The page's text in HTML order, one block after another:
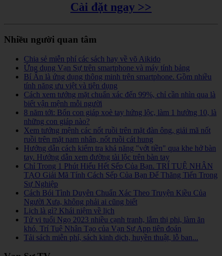
Cài đặt ngay >>
Nhiều người quan tâm
Chia sẻ miễn phí các sách hay về võ Aikido
Ứng dụng Vạn Sự trên smartphone và máy tính bảng
Bí Ẩn là ứng dụng thông minh trên smartphone. Gồm nhiều
tính năng ưu việt và tiện dụng
Cách xem tướng mặt chuẩn xác đến 99%, chỉ cần nhìn qua là
biết vận mệnh mỗi người
8 năm tới: Bốn con giáp xoè tay hứng lộc, làm 1 hưởng 10, là
những con giáp nào?
Xem tướng mệnh các nốt ruồi trên mặt đàn ông, giải mã nốt
ruồi trên mặt nam nhân, nốt ruồi cát hung
Hướng dẫn cách kiểm tra khả năng "vớt tiền" qua khe hở bàn
tay. Hướng dẫn xem đường tài lộc trên bàn tay
Chỉ Trong 1 Phút Hiểu Hết Sếp Của Bạn. TRÍ TUỆ NHÂN
TẠO Giải Mã Tính Cách Sếp Của Bạn Để Thăng Tiến Trong
Sự Nghiệp
Cách Bói Tình Duyên Chuẩn Xác Theo Truyện Kiều Của
Người Xưa, không phải ai cũng biết
Lịch là gì? Khái niệm về lịch
Tử vi tuổi Ngọ 2023 nhiều cạnh tranh, lắm thị phi, làm ăn
khó. Trí Tuệ Nhân Tạo của Vạn Sự App tiên đoán
Tải sách miễn phí, sách kinh dịch, huyền thuật, lỗ ban...